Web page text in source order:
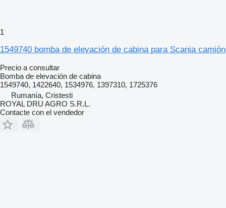
1
1549740 bomba de elevación de cabina para Scania camión
Precio a consultar
Bomba de elevación de cabina
1549740, 1422640, 1534976, 1397310, 1725376
Rumanía, Cristesti
ROYAL DRU AGRO S.R.L.
Contacte con el vendedor